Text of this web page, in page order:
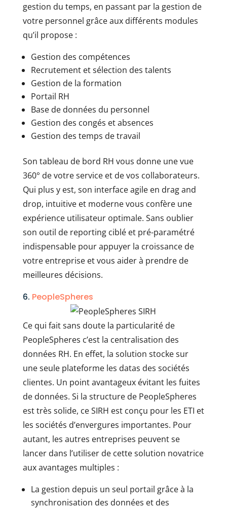
gestion du temps, en passant par la gestion de
votre personnel grâce aux différents modules
qu’il propose :
Gestion des compétences
Recrutement et sélection des talents
Gestion de la formation
Portail RH
Base de données du personnel
Gestion des congés et absences
Gestion des temps de travail
Son tableau de bord RH vous donne une vue
360° de votre service et de vos collaborateurs.
Qui plus y est, son interface agile en drag and
drop, intuitive et moderne vous confère une
expérience utilisateur optimale. Sans oublier
son outil de reporting ciblé et pré-paramétré
indispensable pour appuyer la croissance de
votre entreprise et vous aider à prendre de
meilleures décisions.
6. PeopleSpheres
Ce qui fait sans doute la particularité de
PeopleSpheres c’est la centralisation des
données RH. En effet, la solution stocke sur
une seule plateforme les datas des sociétés
clientes. Un point avantageux évitant les fuites
de données. Si la structure de PeopleSpheres
est très solide, ce SIRH est conçu pour les ETI et
les sociétés d’envergures importantes. Pour
autant, les autres entreprises peuvent se
lancer dans l’utiliser de cette solution novatrice
aux avantages multiples :
La gestion depuis un seul portail grâce à la
synchronisation des données et des